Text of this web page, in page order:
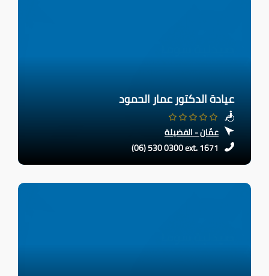
عيادة الدكتور عمار الحمود
عمّان - الفضيلة
(06) 530 0300 ext. 1671